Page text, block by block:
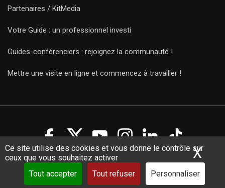
Ce site utilise des cookies et vous donne le contrôle sur
ceux que vous souhaitez activer
Tout accepter
Tout refuser Personnaliser
X
Partenaires / KitMedia
Votre Guide : un professionnel investi
Guides-conférenciers : rejoignez la communauté !
Mettre une visite en ligne et commencez à travailler !
Copyright Guides 2021. Tous droits réservés.
Développement
web sur mesurepar iSoluce